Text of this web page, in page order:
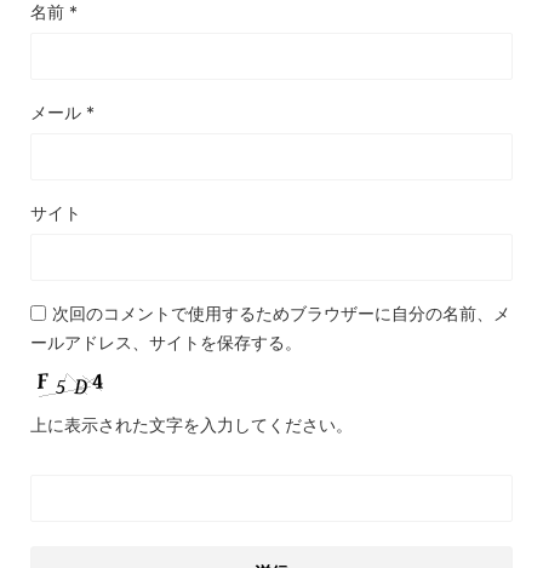
名前 *
メール *
サイト
次回のコメントで使用するためブラウザーに自分の名前、メ
ールアドレス、サイトを保存する。
上に表示された文字を入力してください。